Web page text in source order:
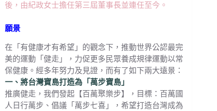
後，由紀政女士擔任第三屆董事長並連任至今。
願景
在「有健康才有希望」的觀念下，推動世界公認最完
美的運動「健走」，力促更多民眾養成規律運動以常
保健康。經多年努力及見證，而有了如下兩大遠景：
一、將台灣寶島打造為「萬步寶島」
推廣健走，我們發起【百萬聚樂步】，目標：百萬國
人日行萬步、倡議「萬步七喜」，希望打造台灣成為